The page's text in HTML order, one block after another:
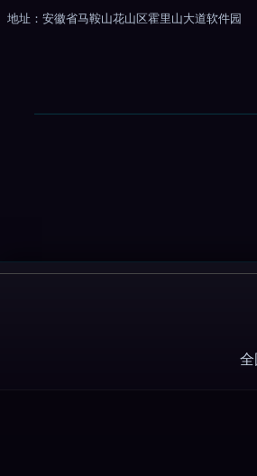
地址：安徽省马鞍山花山区霍里山大道软件园
全